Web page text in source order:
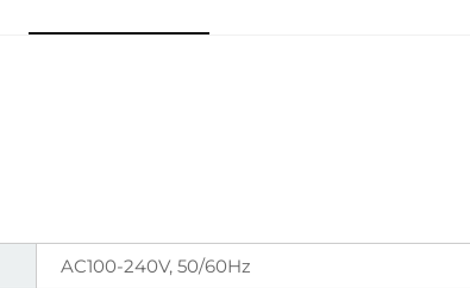
AC100-240V, 50/60Hz